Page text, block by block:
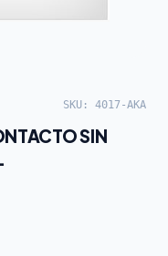
SKU: 4017-AKA
SIN